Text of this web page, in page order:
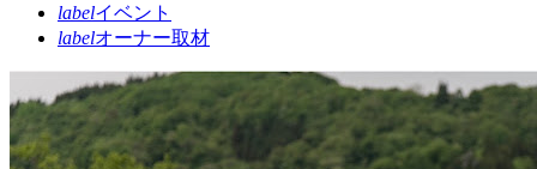
labelイベント
labelオーナー取材